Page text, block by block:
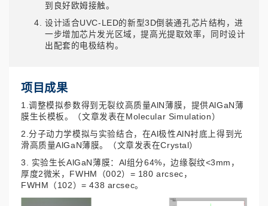
到良好欧姆接触。
设计适合UVC-LED的新型3D倒装通孔芯片结构，进
一步增加芯片发光区域，提高光提取效率，同时设计
出配套的电极结构。
项目成果
1.调整模拟参数得到无裂纹高质量AlN薄膜，提供AlGaN薄
膜生长模板。（文章发表在Molecular Simulation）
2.分子动力学模拟与实验结合，在Al极性AlN衬底上得到光
滑高质量AlGaN薄膜。（文章发表在Crystal）
3. 实验生长AlGaN薄膜：Al组分64%，边缘裂纹<3mm，
厚度2微米，FWHM（002）= 180 arcsec，
FWHM（102）= 438 arcsec。